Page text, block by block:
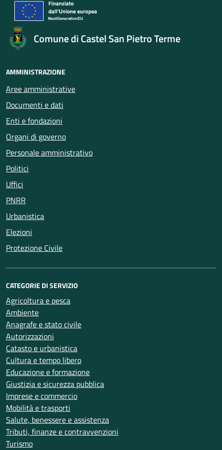
Comune di Castel San Pietro Terme
AMMINISTRAZIONE
Aree amministrative
Documenti e dati
Enti e fondazioni
Organi di governo
Personale amministrativo
Politici
Uffici
PNRR
Urbanistica
Elezioni
Protezione Civile
CATEGORIE DI SERVIZIO
Agricoltura e pesca
Ambiente
Anagrafe e stato civile
Autorizzazioni
Catasto e urbanistica
Cultura e tempo libero
Educazione e formazione
Giustizia e sicurezza pubblica
Imprese e commercio
Mobilità e trasporti
Salute, benessere e assistenza
Tributi, finanze e contravvenzioni
Turismo